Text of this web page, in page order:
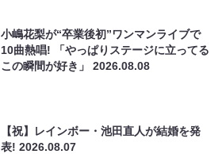
小嶋花梨が“卒業後初”ワンマンライブで
10曲熱唱! 「やっぱりステージに立ってる
この瞬間が好き」2026.08.08
【祝】レインボー・池田直人が結婚を発
表!2026.08.07